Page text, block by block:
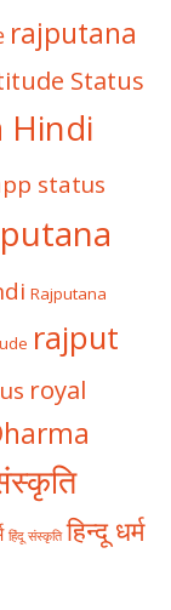
rajputana
Status
Hindi
status
Rajputana
rajput
royal
हिंदू संस्कृति हिन्दू धर्म